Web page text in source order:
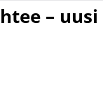
– uusi